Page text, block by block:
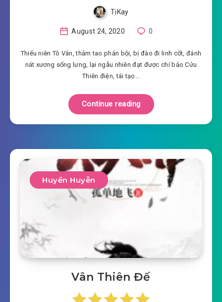
TiKay
August 24, 2020 0
Thiếu niên Tô Vân, thảm tao phản bội, bị đào đi linh cốt, đánh
nát xương sống lưng, lại ngẫu nhiên đạt được chí bảo Cửu
Thiên điện, tái tạo…
Continue reading
Huyền Huyễn
Vân Thiên Đế